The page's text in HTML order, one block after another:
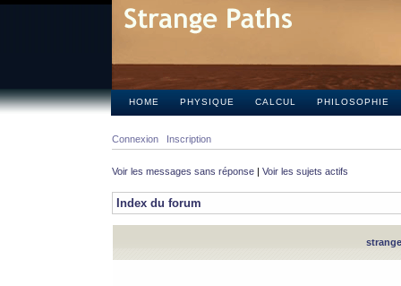
HOME PHYSIQUE CALCUL PHILOSOPHIE
Connexion Inscription
Voir les messages sans réponse | Voir les sujets actifs
Index du forum